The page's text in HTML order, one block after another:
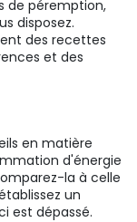
de péremption,
disposez.
des recettes
et des
en matière
d'énergie
la à celle
un
est dépassé.